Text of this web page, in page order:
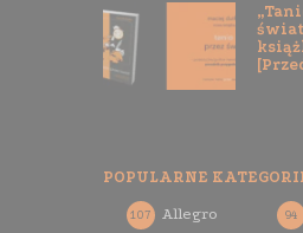
POPULARNE
Allegro
107 94